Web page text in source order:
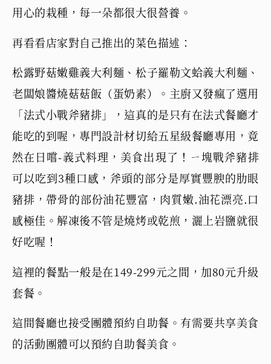
用心的栽種，每一朵都很大很營養。
再看看店家對自己推出的菜色描述：
松露野菇嫩雞義大利麵、松子羅勒文蛤義大利麵、
老闆娘醬燒菇菇飯（蛋奶素）。主廚又發瘋了選用
「法式小戰斧豬排」，這真的是只有在法式餐廳才
能吃的到喔，專門設計材切給五星級餐廳專用，竟
然在日嚐-義式料理，美食出現了！ㄧ塊戰斧豬排
可以吃到3種口感，斧頭的部分是厚實豐腴的肋眼
豬排，帶骨的部份油花豐富，肉質嫩.油花漂亮.口
感極佳。解凍後不管是燒烤或乾煎，灑上岩鹽就很
好吃喔！
這裡的餐點一般是在149-299元之間，加80元升級
套餐。
這間餐廳也接受團體預約自助餐。有需要共享美食
的活動團體可以預約自助餐美食。